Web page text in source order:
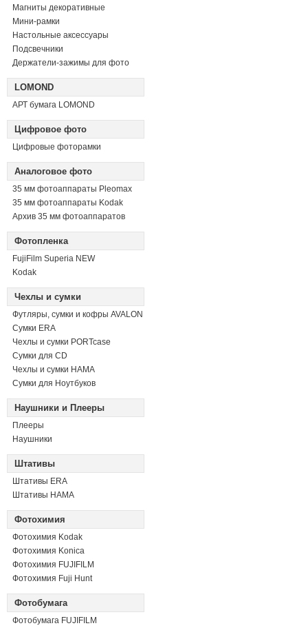
Магниты декоративные
Мини-рамки
Настольные аксессуары
Подсвечники
Держатели-зажимы для фото
LOMOND
АРТ бумага LOMOND
Цифровое фото
Цифровые фоторамки
Аналоговое фото
35 мм фотоаппараты Pleomax
35 мм фотоаппараты Kodak
Архив 35 мм фотоаппаратов
Фотопленка
FujiFilm Superia NEW
Kodak
Чехлы и сумки
Футляры, сумки и кофры AVALON
Сумки ERA
Чехлы и сумки PORTcase
Сумки для CD
Чехлы и сумки HAMA
Сумки для Ноутбуков
Наушники и Плееры
Плееры
Наушники
Штативы
Штативы ERA
Штативы HAMA
Фотохимия
Фотохимия Kodak
Фотохимия Konica
Фотохимия FUJIFILM
Фотохимия Fuji Hunt
Фотобумага
Фотобумага FUJIFILM